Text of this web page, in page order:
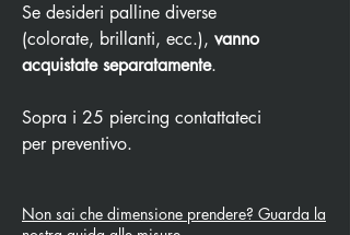
Se desideri palline diverse
(colorate, brillanti, ecc.), vanno
acquistate separatamente.
Sopra i 25 piercing contattateci
per preventivo.
Non sai che dimensione prendere? Guarda la